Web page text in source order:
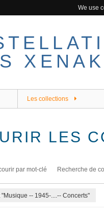
We use
Les collections
LES
par mot-clé Recherche de
-- 1945-....-- Concerts"